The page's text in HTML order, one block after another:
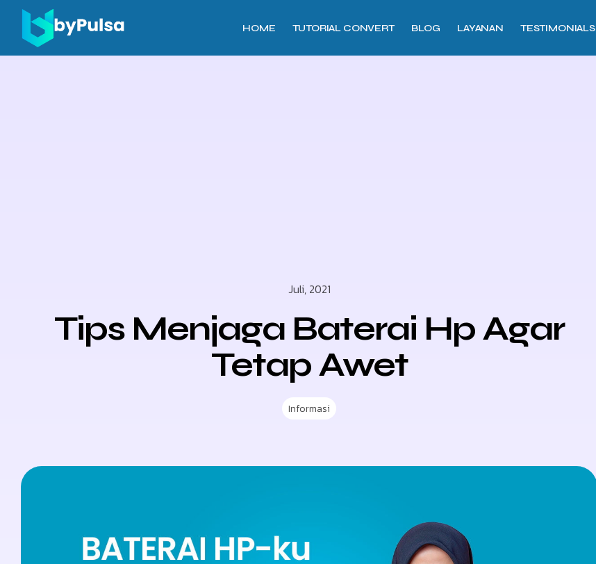
HOME TUTORIAL CONVERT BLOG LAYANAN TESTIMONIALS
Juli, 2021
Tips Menjaga Baterai Hp Agar
Tetap Awet
Informasi